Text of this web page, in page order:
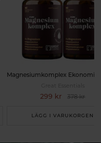
Great Essentials
299 kr 378 kr
LÄGG I VARUKORGEN